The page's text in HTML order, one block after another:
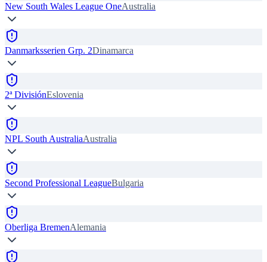
New South Wales League OneAustralia
Danmarksserien Grp. 2Dinamarca
2ª DivisiónEslovenia
NPL South AustraliaAustralia
Second Professional LeagueBulgaria
Oberliga BremenAlemania